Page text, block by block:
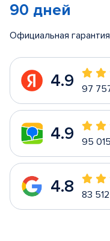
90 дней
Официальная гарантия
4.9 97
4.9 95
4.8 83